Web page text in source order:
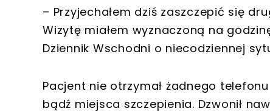
– Przyjechałem dziś zaszczepić się
Wizytę miałem wyznaczoną na
Dziennik Wschodni o niecodziennej
Pacjent nie otrzymał żadnego
bądź miejsca szczepienia. Dzwonił